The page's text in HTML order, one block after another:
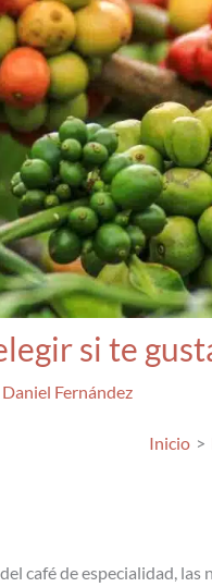
si te
Daniel Fernández
Inicio
café de especialidad,